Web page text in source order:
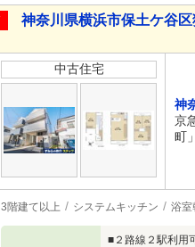
神奈川県横浜市保土ケ谷
中古住宅
神
京
町
3階建て以上 システムキッチン 浴室
■２路線２駅利用